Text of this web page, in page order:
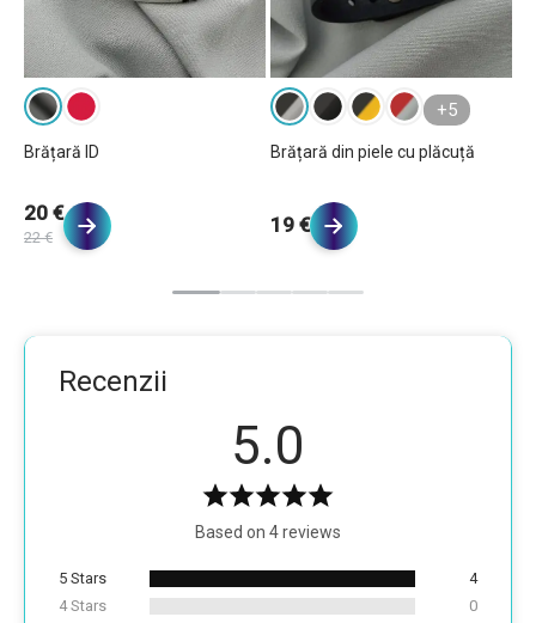
Brățară ID
20 €
22 €
+5
Brățară din piele cu plăcuță
19 €
Recenzii
5.0
Based on 4 reviews
5 Stars
4
4 Stars
0